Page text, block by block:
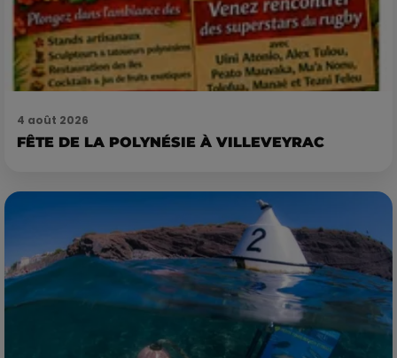
4 août 2026
FÊTE DE LA POLYNÉSIE À VILLEVEYRAC